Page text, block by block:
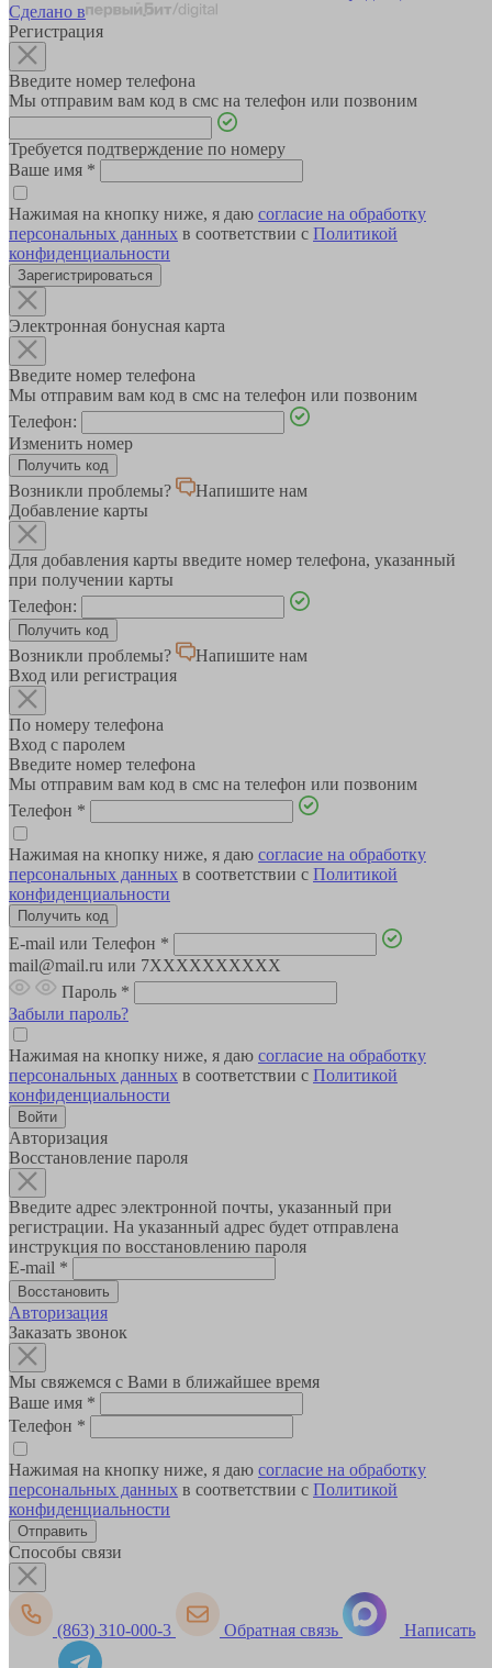
Сделано в
Регистрация
Введите номер телефона
Мы отправим вам код в смс на телефон или позвоним
Требуется подтверждение по номеру
Ваше имя *
Нажимая на кнопку ниже, я даю согласие на обработку
персональных данных в соответствии с Политикой
конфиденциальности
Зарегистрироваться
Электронная бонусная карта
Введите номер телефона
Мы отправим вам код в смс на телефон или позвоним
Телефон:
Изменить номер
Возникли проблемы?
Напишите нам
Добавление карты
Для добавления карты введите номер телефона, указанный
при получении карты
Телефон:
Возникли проблемы?
Напишите нам
Вход или регистрация
По номеру телефона
Вход с паролем
Введите номер телефона
Мы отправим вам код в смс на телефон или позвоним
Телефон *
Нажимая на кнопку ниже, я даю согласие на обработку
персональных данных в соответствии с Политикой
конфиденциальности
E-mail или Телефон *
mail@mail.ru или 7XXXXXXXXXX
Пароль *
Забыли пароль?
Нажимая на кнопку ниже, я даю согласие на обработку
персональных данных в соответствии с Политикой
конфиденциальности
Авторизация
Восстановление пароля
Введите адрес электронной почты, указанный при
регистрации. На указанный адрес будет отправлена
инструкция по восстановлению пароля
E-mail *
Авторизация
Заказать звонок
Мы свяжемся с Вами в ближайшее время
Ваше имя *
Телефон *
Нажимая на кнопку ниже, я даю согласие на обработку
персональных данных в соответствии с Политикой
конфиденциальности
Способы связи
(863) 310-000-3 Обратная связь Написать